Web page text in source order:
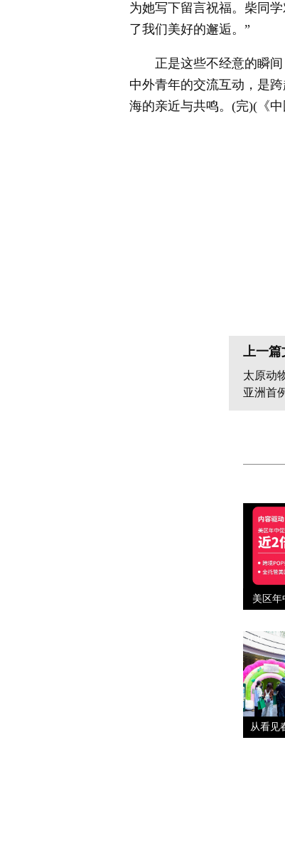
为她写下留言祝福。柴同
了我们美好的邂逅。”
正是这些不经意的瞬间
中外青年的交流互动，是
海的亲近与共鸣。(完)(《
上一篇
太原动
亚洲首
美区年
从看见